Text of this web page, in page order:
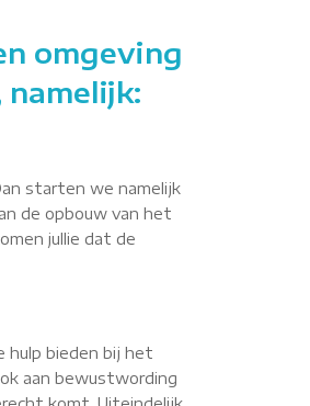
omgeving
starten we namelijk
de opbouw van het
jullie dat de
hulp bieden bij het
aan bewustwording